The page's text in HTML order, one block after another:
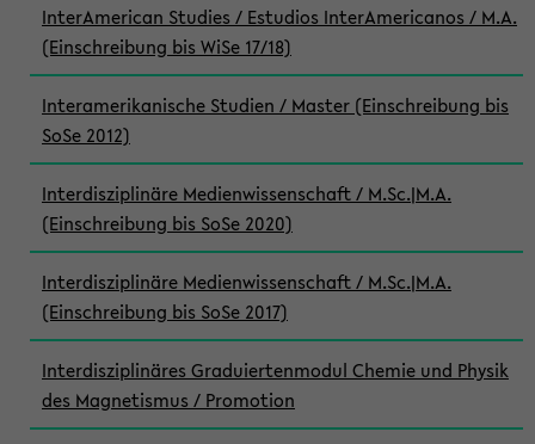
InterAmerican Studies / Estudios InterAmericanos / M.A.
(Einschreibung bis WiSe 17/18)
Interamerikanische Studien / Master (Einschreibung bis
SoSe 2012)
Interdisziplinäre Medienwissenschaft / M.Sc.|M.A.
(Einschreibung bis SoSe 2020)
Interdisziplinäre Medienwissenschaft / M.Sc.|M.A.
(Einschreibung bis SoSe 2017)
Interdisziplinäres Graduiertenmodul Chemie und Physik
des Magnetismus / Promotion